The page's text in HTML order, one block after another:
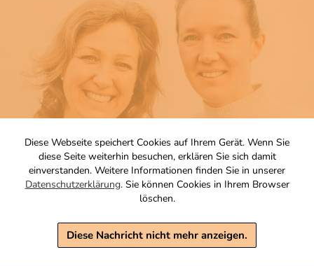
Diese Webseite speichert Cookies auf Ihrem Gerät. Wenn Sie
diese Seite weiterhin besuchen, erklären Sie sich damit
einverstanden. Weitere Informationen finden Sie in unserer
Datenschutzerklärung. Sie können Cookies in Ihrem Browser
löschen.
Diese Nachricht nicht mehr anzeigen.
GLÜCKSKINDER